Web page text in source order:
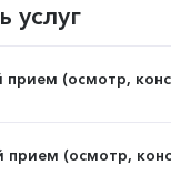
услуг
прием (осмотр,
прием (осмотр,